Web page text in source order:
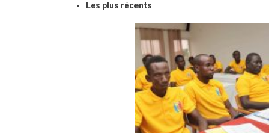
Les plus récents